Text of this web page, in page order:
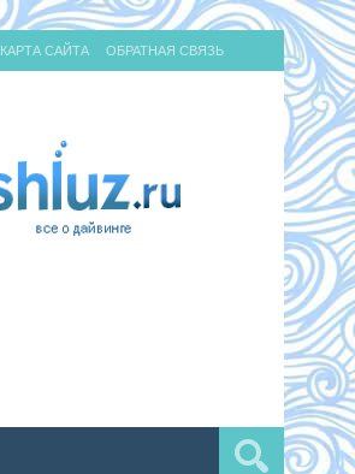
КАРТА САЙТА ОБРАТНАЯ СВЯЗЬ